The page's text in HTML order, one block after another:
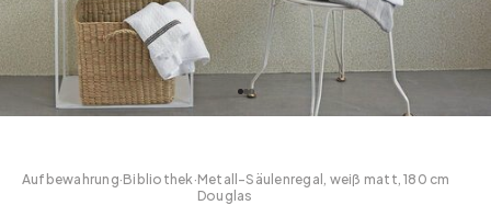
Aufbewahrung·Bibliothek·Metall-Säulenregal, weiß matt, 180 cm
Douglas